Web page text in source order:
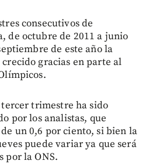
consecutivos de
de octubre de 2011 a junio
de este año la
gracias en parte al
trimestre ha sido
por los analistas, que
un 0,6 por ciento, si bien la
puede variar ya que será
por la ONS.